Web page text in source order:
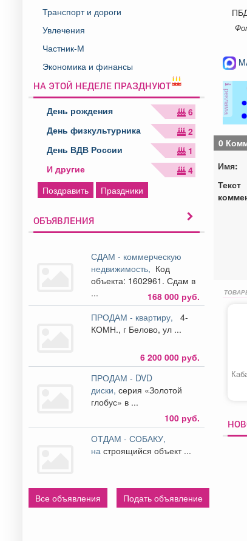
Транспорт и дороги
Увлечения
Частник-М
Экономика и финансы
НА ЭТОЙ НЕДЕЛЕ ПРАЗДНУЮТ
День рождения
6
День физкультурника
2
День ВДВ России
1
И другие
4
Поздравить
Праздники
ОБЪЯВЛЕНИЯ
СДАМ - коммерческую
недвижимость, Код
объекта: 1602961. Сдам в
...
168 000 руб.
ПРОДАМ - квартиру,
4-
КОМН., г Белово, ул ...
6 200 000 руб.
ПРОДАМ - DVD
диски,серия «Золотой
глобус» в ...
100 руб.
ОТДАМ - СОБАКУ,
настроящийся объект ...
Все объявления Подать объявление
реклама
0
Имя:
Текст